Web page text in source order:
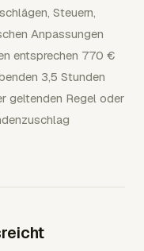
Steuern,
Anpassungen
entsprechen 770 €
3,5 Stunden
geltenden Regel oder